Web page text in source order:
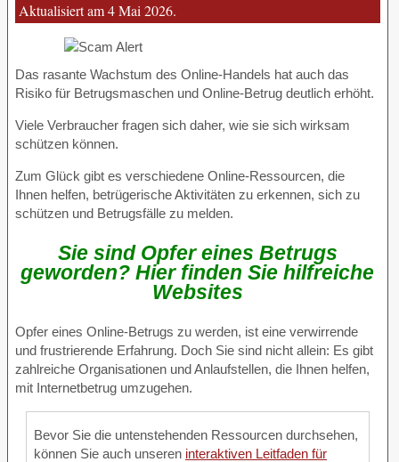
Aktualisiert am 4 Mai 2026.
Das rasante Wachstum des Online-Handels hat auch das
Risiko für Betrugsmaschen und Online-Betrug deutlich erhöht.
Viele Verbraucher fragen sich daher, wie sie sich wirksam
schützen können.
Zum Glück gibt es verschiedene Online-Ressourcen, die
Ihnen helfen, betrügerische Aktivitäten zu erkennen, sich zu
schützen und Betrugsfälle zu melden.
Sie sind Opfer eines Betrugs
geworden? Hier finden Sie hilfreiche
Websites
Opfer eines Online-Betrugs zu werden, ist eine verwirrende
und frustrierende Erfahrung. Doch Sie sind nicht allein: Es gibt
zahlreiche Organisationen und Anlaufstellen, die Ihnen helfen,
mit Internetbetrug umzugehen.
Bevor Sie die untenstehenden Ressourcen durchsehen,
können Sie auch unseren interaktiven Leitfaden für